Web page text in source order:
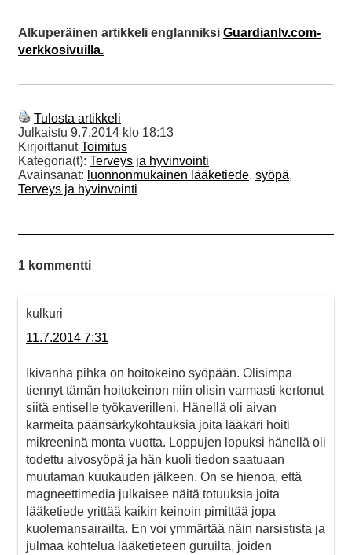
Alkuperäinen artikkeli englanniksi Guardianlv.com-
verkkosivuilla.
Tulosta artikkeli
Julkaistu 9.7.2014 klo 18:13
KirjoittanutToimitus
Kategoria(t): Terveys ja hyvinvointi
Avainsanat: luonnonmukainen lääketiede, syöpä,
Terveys ja hyvinvointi
1 kommentti
kulkuri
11.7.2014 7:31
Ikivanha pihka on hoitokeino syöpään. Olisimpa
tiennyt tämän hoitokeinon niin olisin varmasti kertonut
siitä entiselle työkaverilleni. Hänellä oli aivan
karmeita päänsärkykohtauksia joita lääkäri hoiti
mikreeninä monta vuotta. Loppujen lopuksi hänellä oli
todettu aivosyöpä ja hän kuoli tiedon saatuaan
muutaman kuukauden jälkeen. On se hienoa, että
magneettimedia julkaisee näitä totuuksia joita
lääketiede yrittää kaikin keinoin pimittää jopa
kuolemansairailta. En voi ymmärtää näin narsistista ja
julmaa kohtelua lääketieteen guruilta, joiden